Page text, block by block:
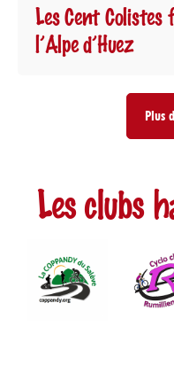
Les Cent
l’Alpe d’Huez
Plus
Les clubs